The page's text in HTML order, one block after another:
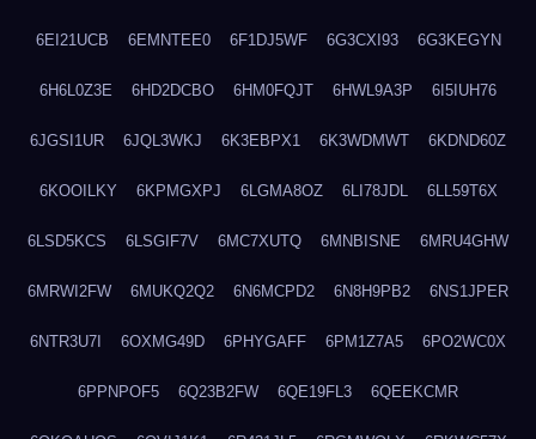
6EI21UCB 6EMNTEE0 6F1DJ5WF 6G3CXI93 6G3KEGYN
6H6L0Z3E 6HD2DCBO 6HM0FQJT 6HWL9A3P 6I5IUH76
6JGSI1UR 6JQL3WKJ 6K3EBPX1 6K3WDMWT 6KDND60Z
6KOOILKY 6KPMGXPJ 6LGMA8OZ 6LI78JDL 6LL59T6X
6LSD5KCS 6LSGIF7V 6MC7XUTQ 6MNBISNE 6MRU4GHW
6MRWI2FW 6MUKQ2Q2 6N6MCPD2 6N8H9PB2 6NS1JPER
6NTR3U7I 6OXMG49D 6PHYGAFF 6PM1Z7A5 6PO2WC0X
6PPNPOF5 6Q23B2FW 6QE19FL3 6QEEKCMR